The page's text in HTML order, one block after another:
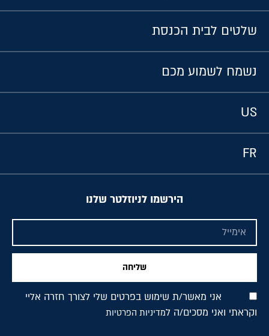
שלטים לבית הכנסת
נשמח לשמוע מכם
US
FR
הירשמו לניוזלטר שלנו
אני מאשר/ת שימוש בפרטים שלי לצורך חזרה אליי
וקראתי ואני מסכים/ה למדיניות הפרטיות
שליחה